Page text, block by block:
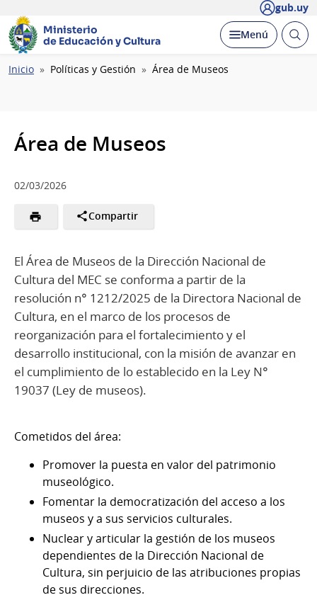
gub.uy
Ministerio
de Educación y Cultura
Desplegar
Menú Abrir
Ruta
Inicio Políticas y Gestión Área de Museos
Área de Museos
02/03/2026
Compartir
El Área de Museos de la Dirección Nacional de
Cultura del MEC se conforma a partir de la
resolución n° 1212/2025 de la Directora Nacional de
Cultura, en el marco de los procesos de
reorganización para el fortalecimiento y el
desarrollo institucional, con la misión de avanzar en
el cumplimiento de lo establecido en la Ley N°
19037 (Ley de museos).
Cometidos del área:
Promover la puesta en valor del patrimonio
museológico.
Fomentar la democratización del acceso a los
museos y a sus servicios culturales.
Nuclear y articular la gestión de los museos
dependientes de la Dirección Nacional de
Cultura, sin perjuicio de las atribuciones propias
de sus direcciones.